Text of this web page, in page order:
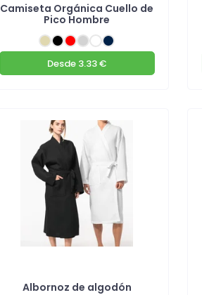
Camiseta Orgánica Cuello de
Pico Hombre
Desde 3.33 €
Albornoz de algodón